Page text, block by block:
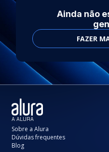
Ainda não
FAZER
A ALURA
Sobre a Alura
Dúvidas frequentes
Blog